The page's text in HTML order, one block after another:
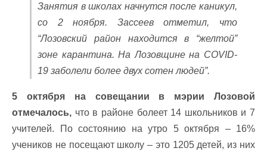
Занятия в школах начнутся после каникул,
со 2 ноября. Зассеев отметил, что
“Лозовский район находится в “желтой”
зоне карантина. На Лозовщине на COVID-
19 заболели более двух сотен людей”.
5 октября на совещании в мэрии Лозовой
отмечалось, что в районе болеет 14 школьников и 7
учителей. По состоянию на утро 5 октября – 16%
учеников не посещают школу – это 1205 детей, из них